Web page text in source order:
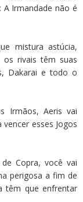
Irmandade não é
mistura astúcia,
os rivais têm suas
Dakarai e todo o
Irmãos, Aeris vai
esses Jogos
Copra, você vai
perigosa a fim de
têm que enfrentar